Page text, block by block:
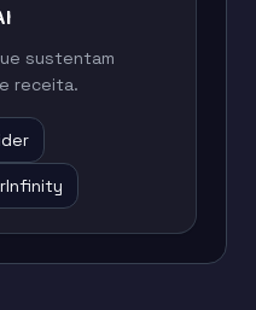
sustentam
receita.